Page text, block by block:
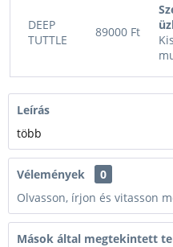
DEEP
TUTTLE
89000 Ft
Leírás
több
Vélemények
0
Olvasson, írjon és vitasson
Mások által megtekintett